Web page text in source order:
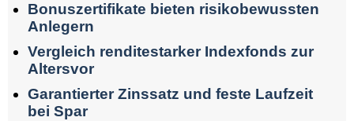
Bonuszertifikate bieten risikobewussten
Anlegern
Vergleich renditestarker Indexfonds zur
Altersvor
Garantierter Zinssatz und feste Laufzeit
bei Spar